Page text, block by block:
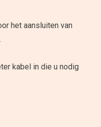
het aansluiten van
kabel in die u nodig